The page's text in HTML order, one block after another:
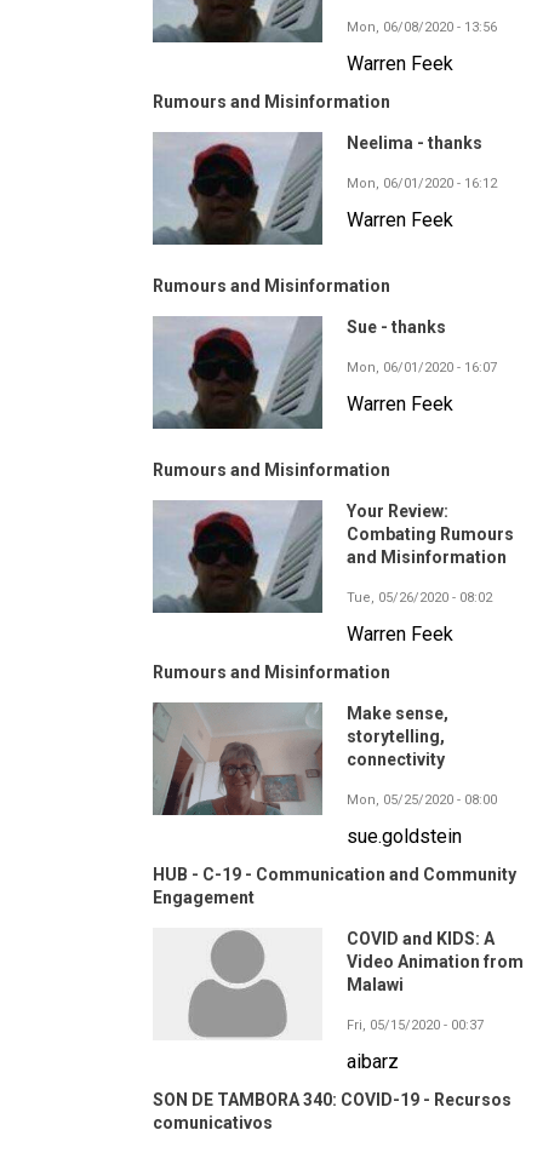
Mon, 06/08/2020 - 13:56
Warren Feek
Rumours and Misinformation
Neelima - thanks
Mon, 06/01/2020 - 16:12
Warren Feek
Rumours and Misinformation
Sue - thanks
Mon, 06/01/2020 - 16:07
Warren Feek
Rumours and Misinformation
Your Review:
Combating Rumours
and Misinformation
Tue, 05/26/2020 - 08:02
Warren Feek
Rumours and Misinformation
Make sense,
storytelling,
connectivity
Mon, 05/25/2020 - 08:00
sue.goldstein
HUB - C-19 - Communication and Community
Engagement
COVID and KIDS: A
Video Animation from
Malawi
Fri, 05/15/2020 - 00:37
aibarz
SON DE TAMBORA 340: COVID-19 - Recursos
comunicativos